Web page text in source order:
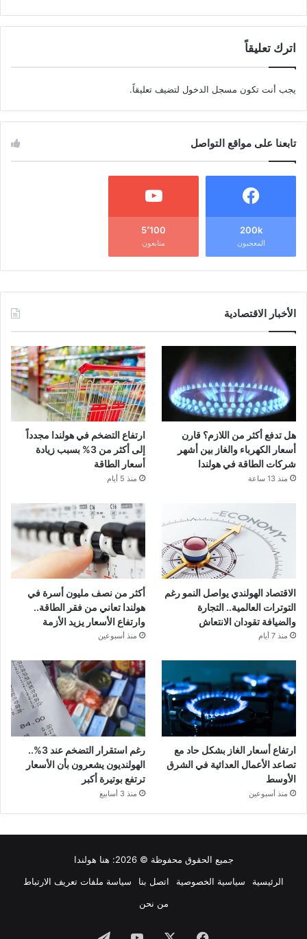
اترك تعليقاً
يجب أنت تكون مسجل الدخول لتضيف تعليقاً.
تابعنا على مواقع التواصل
200k
المعجبون
5٬100
متابعون
الأخبار الاقتصادية
هل تدفع أكثر من اللازم؟ قارن
أسعار الكهرباء والغاز بين أشهر
شركات الطاقة في هولندا
منذ 13 ساعة
ارتفاع التضخم في هولندا مجدداً
إلى أكثر من 3% بسبب زيادة
أسعار الطاقة
منذ 5 أيام
الاقتصاد الهولندي يواصل النمو رغم
التوترات العالمية.. التجارة
والضيافة تقودان الانتعاش
منذ 7 أيام
أكثر من نصف مليون أسرة في
هولندا تعاني من فقر الطاقة..
وارتفاع الأسعار يزيد الأزمة
منذ أسبوعين
ارتفاع أسعار الغاز بشكل حاد مع
تصاعد الأعمال العدائية في الشرق
الأوسط
منذ أسبوعين
رغم استقرار التضخم عند 3%..
الهولنديون يشعرون بأن الأسعار
ترتفع بوتيرة أكبر
منذ 3 أسابيع
جميع الحقوق محفوظة © 2026:
هنا هولندا
الرئيسية
سياسية الخصوصية اتصل بنا
سياسة ملفات تعريف الارتباط
من نحن